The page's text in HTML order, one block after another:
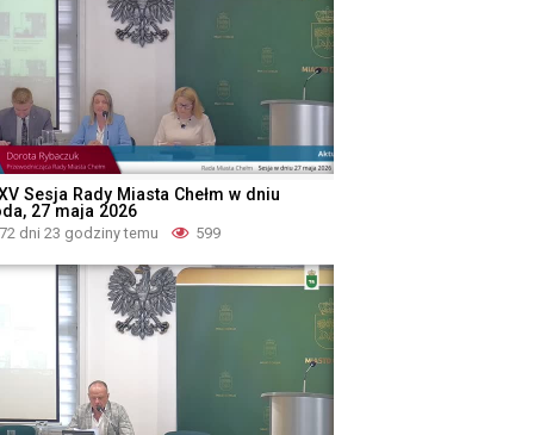
Sesja Rady Miasta Chełm w dniu
27 maja 2026
72 dni 23 godziny temu 599